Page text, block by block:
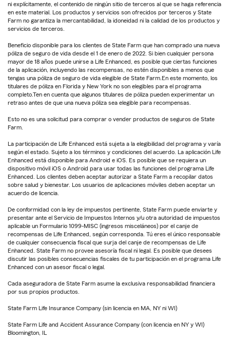
ni explícitamente, el contenido de ningún sitio de terceros al que se haga referencia
en este material. Los productos y servicios son ofrecidos por terceros y State
Farm no garantiza la mercantabilidad, la idoneidad ni la calidad de los productos y
servicios de terceros.
Beneficio disponible para los clientes de State Farm que han comprado una nueva
póliza de seguro de vida desde el 1 de enero de 2022. Si bien cualquier persona
mayor de 18 años puede unirse a Life Enhanced, es posible que ciertas funciones
de la aplicación, incluyendo las recompensas, no estén disponibles a menos que
tengas una póliza de seguro de vida elegible de State Farm.En este momento, los
titulares de póliza en Florida y New York no son elegibles para el programa
completo.Ten en cuenta que algunos titulares de póliza pueden experimentar un
retraso antes de que una nueva póliza sea elegible para recompensas.
Esto no es una solicitud para comprar o vender productos de seguros de State
Farm.
La participación de Life Enhanced está sujeta a la elegibilidad del programa y varía
según el estado. Sujeto a los términos y condiciones del acuerdo. La aplicación Life
Enhanced está disponible para Android e iOS. Es posible que se requiera un
dispositivo móvil iOS o Android para usar todas las funciones del programa Life
Enhanced. Los clientes deben aceptar autorizar a State Farm a recopilar datos
sobre salud y bienestar. Los usuarios de aplicaciones móviles deben aceptar un
acuerdo de licencia.
De conformidad con la ley de impuestos pertinente, State Farm puede enviarte y
presentar ante el Servicio de Impuestos Internos y/u otra autoridad de impuestos
aplicable un Formulario 1099-MISC (ingresos misceláneos) por el canje de
recompensas de Life Enhanced, según corresponda. Tú eres el único responsable
de cualquier consecuencia fiscal que surja del canje de recompensas de Life
Enhanced. State Farm no provee asesoría fiscal ni legal. Es posible que desees
discutir las posibles consecuencias fiscales de tu participación en el programa Life
Enhanced con un asesor fiscal o legal.
Cada aseguradora de State Farm asume la exclusiva responsabilidad financiera
por sus propios productos.
State Farm Life Insurance Company (sin licencia en MA, NY ni WI)
State Farm Life and Accident Assurance Company (con licencia en NY y WI)
Bloomington, IL